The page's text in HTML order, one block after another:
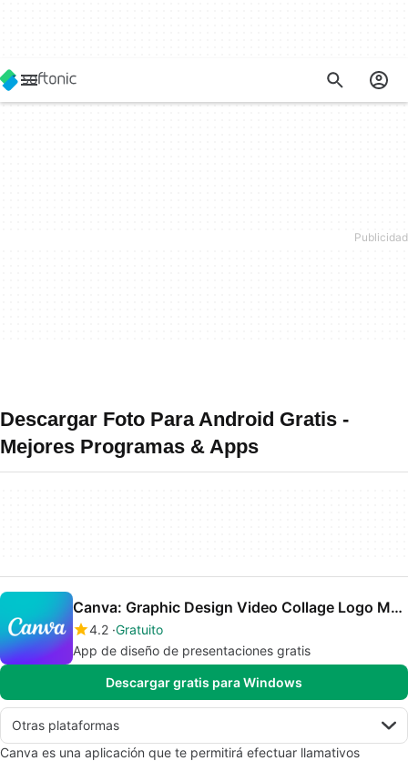
Descargar Foto Para Android Gratis -
Mejores Programas & Apps
Canva: Graphic Design Video Collage Logo Maker
4.2 Gratuito
App de diseño de presentaciones gratis
Descargar gratis para Windows
Otras plataformas
Canva es una aplicación que te permitirá efectuar llamativos